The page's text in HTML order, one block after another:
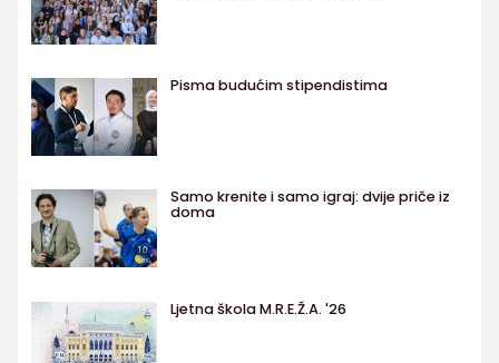
Pisma budućim stipendistima
Samo krenite i samo igraj: dvije priče iz
doma
Ljetna škola M.R.E.Ž.A. '26